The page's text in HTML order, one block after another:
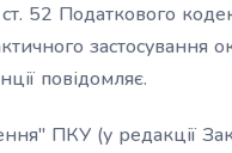
52 Податкового
застосування
повідомляє.
ПКУ (у редакції